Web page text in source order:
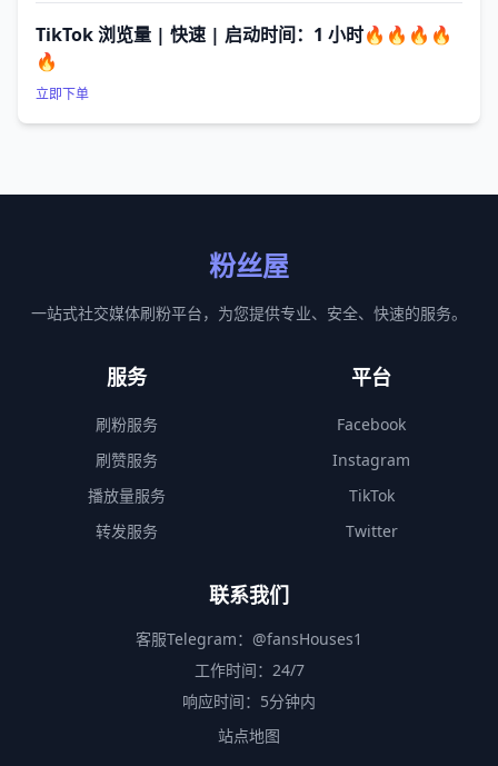
TikTok 浏览量 | 快速 | 启动时间：1 小时🔥🔥🔥🔥
🔥
立即下单
粉丝屋
一站式社交媒体刷粉平台，为您提供专业、安全、快速的服务。
服务
刷粉服务
刷赞服务
播放量服务
转发服务
平台
Facebook
Instagram
TikTok
Twitter
联系我们
客服Telegram： @fansHouses1
工作时间：24/7
响应时间：5分钟内
站点地图